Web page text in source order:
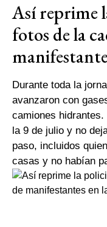
Así reprime
fotos de la
Durante toda la
avanzaron con
camiones
la 9 de julio y no
paso, incluidos
casas y no habían